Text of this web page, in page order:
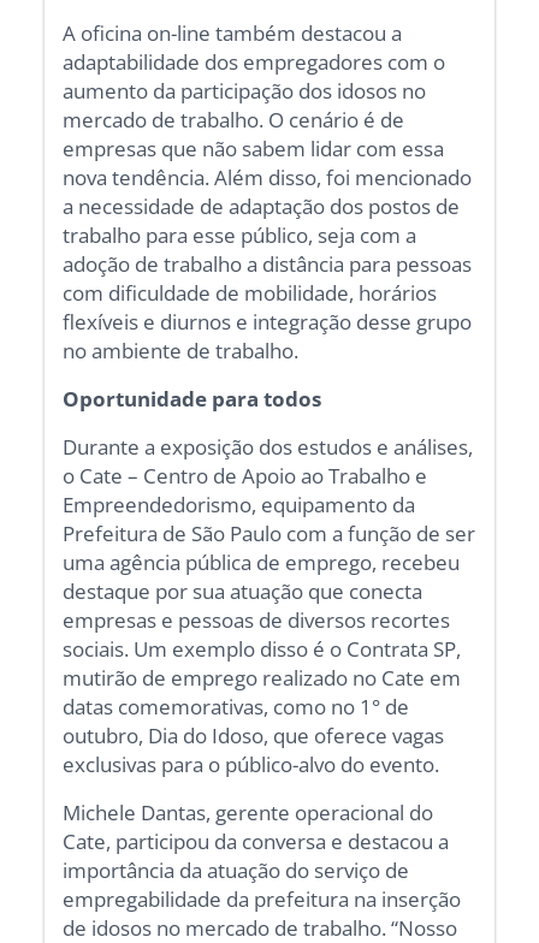
A oficina on-line também destacou a
adaptabilidade dos empregadores com o
aumento da participação dos idosos no
mercado de trabalho. O cenário é de
empresas que não sabem lidar com essa
nova tendência. Além disso, foi mencionado
a necessidade de adaptação dos postos de
trabalho para esse público, seja com a
adoção de trabalho a distância para pessoas
com dificuldade de mobilidade, horários
flexíveis e diurnos e integração desse grupo
no ambiente de trabalho.
Oportunidade para todos
Durante a exposição dos estudos e análises,
o Cate – Centro de Apoio ao Trabalho e
Empreendedorismo, equipamento da
Prefeitura de São Paulo com a função de ser
uma agência pública de emprego, recebeu
destaque por sua atuação que conecta
empresas e pessoas de diversos recortes
sociais. Um exemplo disso é o Contrata SP,
mutirão de emprego realizado no Cate em
datas comemorativas, como no 1° de
outubro, Dia do Idoso, que oferece vagas
exclusivas para o público-alvo do evento.
Michele Dantas, gerente operacional do
Cate, participou da conversa e destacou a
importância da atuação do serviço de
empregabilidade da prefeitura na inserção
de idosos no mercado de trabalho. “Nosso